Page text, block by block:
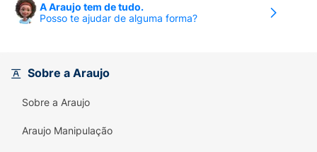
A Araujo tem de tudo.
Posso te ajudar de alguma forma?
Sobre a Araujo
Sobre a Araujo
Araujo Manipulação